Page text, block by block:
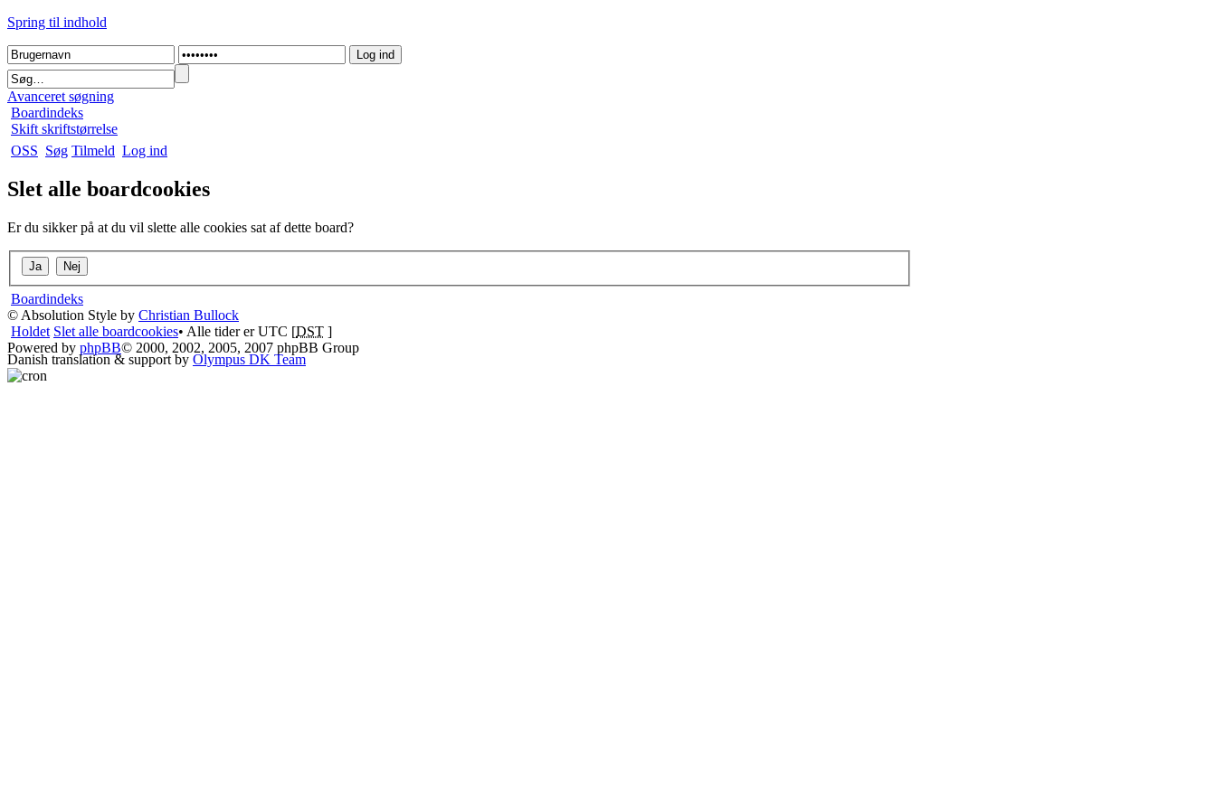
Spring til indhold
Avanceret søgning
Boardindeks
Skift skriftstørrelse
OSS Søg Tilmeld Log ind
Slet alle boardcookies
Er du sikker på at du vil slette alle cookies sat af dette board?
Boardindeks
© Absolution Style by Christian Bullock
Holdet Slet alle boardcookies• Alle tider er UTC [DST ]
Powered by phpBB© 2000, 2002, 2005, 2007 phpBB Group
Danish translation & support by Olympus DK Team